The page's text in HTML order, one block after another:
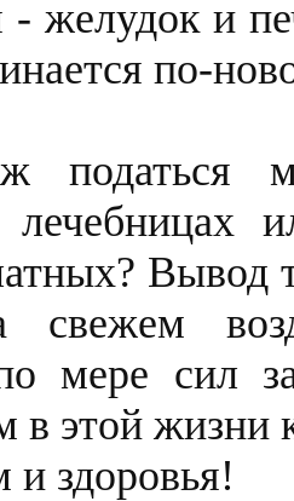
- желудок и
по-
податься
лечебницах
Вывод
свежем
мере сил
в этой жизни
и здоровья!